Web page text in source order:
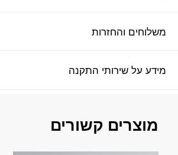
משלוחים והחזרות
מידע על שירותי התקנה
מוצרים קשורים